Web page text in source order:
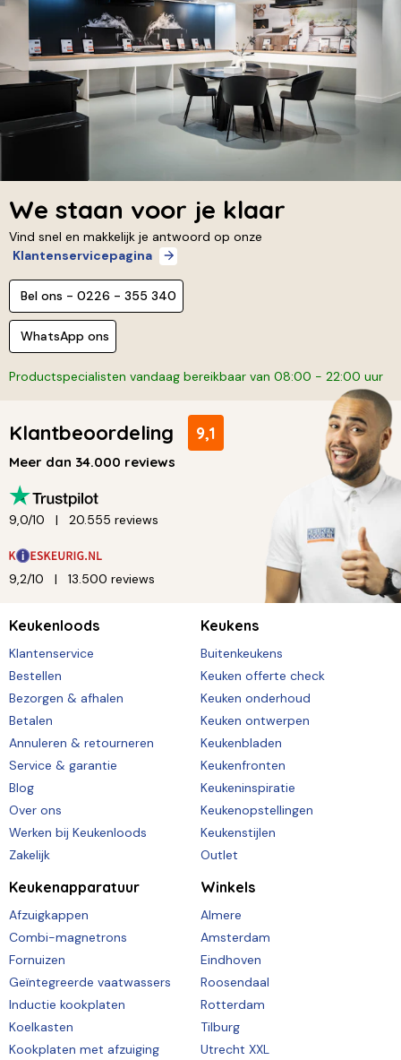
We staan voor je klaar
Vind snel en makkelijk je antwoord op onze
Klantenservicepagina
Bel ons - 0226 - 355 340
WhatsApp ons
Productspecialisten vandaag bereikbaar van 08:00 - 22:00 uur
Klantbeoordeling 9,1
Meer dan 34.000 reviews
9,0/10 20.555 reviews
9,2/10 13.500 reviews
Keukenloods
Klantenservice
Bestellen
Bezorgen & afhalen
Betalen
Annuleren & retourneren
Service & garantie
Blog
Over ons
Werken bij Keukenloods
Zakelijk
Keukens
Buitenkeukens
Keuken offerte check
Keuken onderhoud
Keuken ontwerpen
Keukenbladen
Keukenfronten
Keukeninspiratie
Keukenopstellingen
Keukenstijlen
Outlet
Keukenapparatuur
Afzuigkappen
Combi-magnetrons
Fornuizen
Geïntegreerde vaatwassers
Inductie kookplaten
Koelkasten
Kookplaten met afzuiging
Winkels
Almere
Amsterdam
Eindhoven
Roosendaal
Rotterdam
Tilburg
Utrecht XXL